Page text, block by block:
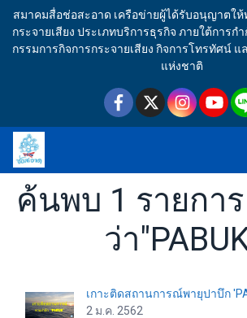
สมาคมสื่อช่อสะอาด เครือข่ายผู้ได้รับอนุญาตให้
กระจายเสียง ประเภทบริการธุรกิจ ภายใต้การ
กรรมการกิจการกระจายเสียง กิจการโทรทัศน์
แห่งชาติ
ค้นพบ 1 รายกา
ว่า
เกาะติดสถานการณ์พายุปาบึก
2 ม.ค. 2562